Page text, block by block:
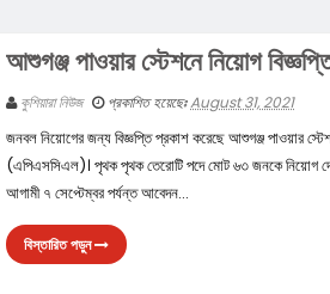
আশুগঞ্জ পাওয়ার স্টেশনে নিয়োগ
কুশিয়ারা নিউজ প্রকাশিত হয়েছেঃAugust 31, 2021
জনবল নিয়োগের জন্য বিজ্ঞপ্তি প্রকাশ করেছে আশুগঞ্জ পাওয়ার
(এপিএসসিএল)। পৃথক পৃথক তেরোটি পদে মোট ৬৩ জনকে নিয়োগ
আগামী ৭ সেপ্টেম্বর পর্যন্ত আবেদন...
বিস্তারিত পড়ুন